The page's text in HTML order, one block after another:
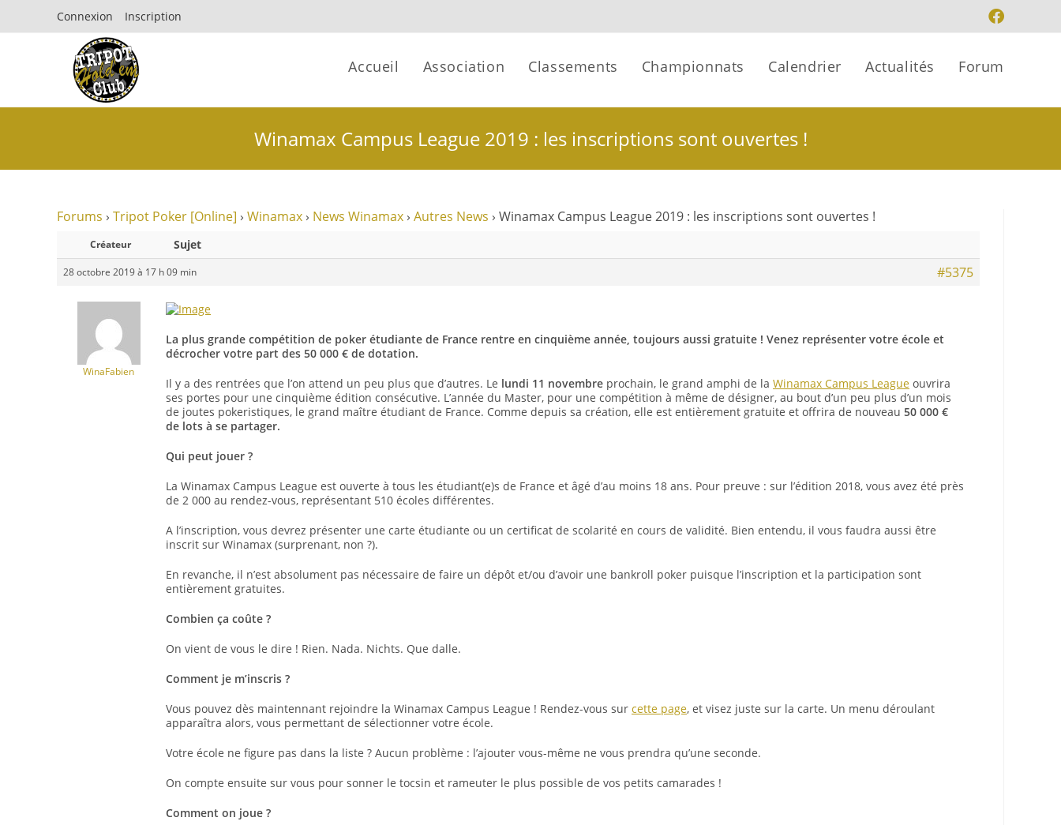
Connexion Inscription
Accueil Association Classements Championnats Calendrier Actualités Forum
Winamax Campus League 2019 : les inscriptions sont ouvertes !
Forums › Tripot Poker [Online] › Winamax › News Winamax › Autres News › Winamax Campus League 2019 : les inscriptions sont ouvertes !
Créateur Sujet
28 octobre 2019 à 17 h 09 min #5375
WinaFabien
La plus grande compétition de poker étudiante de France rentre en cinquième année, toujours aussi gratuite ! Venez représenter votre école et
décrocher votre part des 50 000 € de dotation.
Il y a des rentrées que l’on attend un peu plus que d’autres. Le lundi 11 novembre prochain, le grand amphi de la Winamax Campus League ouvrira
ses portes pour une cinquième édition consécutive. L’année du Master, pour une compétition à même de désigner, au bout d’un peu plus d’un mois
de joutes pokeristiques, le grand maître étudiant de France. Comme depuis sa création, elle est entièrement gratuite et offrira de nouveau 50 000 €
de lots à se partager.
Qui peut jouer ?
La Winamax Campus League est ouverte à tous les étudiant(e)s de France et âgé d’au moins 18 ans. Pour preuve : sur l’édition 2018, vous avez été près
de 2 000 au rendez-vous, représentant 510 écoles différentes.
A l’inscription, vous devrez présenter une carte étudiante ou un certificat de scolarité en cours de validité. Bien entendu, il vous faudra aussi être
inscrit sur Winamax (surprenant, non ?).
En revanche, il n’est absolument pas nécessaire de faire un dépôt et/ou d’avoir une bankroll poker puisque l’inscription et la participation sont
entièrement gratuites.
Combien ça coûte ?
On vient de vous le dire ! Rien. Nada. Nichts. Que dalle.
Comment je m’inscris ?
Vous pouvez dès maintennant rejoindre la Winamax Campus League ! Rendez-vous sur cette page, et visez juste sur la carte. Un menu déroulant
apparaîtra alors, vous permettant de sélectionner votre école.
Votre école ne figure pas dans la liste ? Aucun problème : l’ajouter vous-même ne vous prendra qu’une seconde.
On compte ensuite sur vous pour sonner le tocsin et rameuter le plus possible de vos petits camarades !
Comment on joue ?